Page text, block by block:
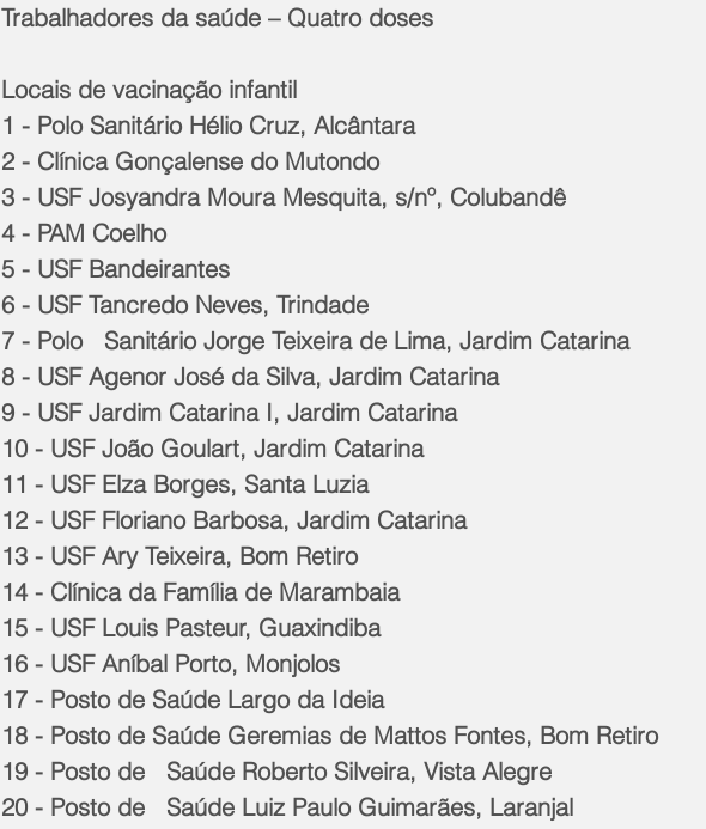
Trabalhadores da saúde – Quatro doses
Locais de vacinação infantil
1 - Polo Sanitário Hélio Cruz, Alcântara
2 - Clínica Gonçalense do Mutondo
3 - USF Josyandra Moura Mesquita, s/nº, Colubandê
4 - PAM Coelho
5 - USF Bandeirantes
6 - USF Tancredo Neves, Trindade
7 - Polo   Sanitário Jorge Teixeira de Lima, Jardim Catarina
8 - USF Agenor José da Silva, Jardim Catarina
9 - USF Jardim Catarina I, Jardim Catarina
10 - USF João Goulart, Jardim Catarina
11 - USF Elza Borges, Santa Luzia
12 - USF Floriano Barbosa, Jardim Catarina
13 - USF Ary Teixeira, Bom Retiro
14 - Clínica da Família de Marambaia
15 - USF Louis Pasteur, Guaxindiba
16 - USF Aníbal Porto, Monjolos
17 - Posto de Saúde Largo da Ideia
18 - Posto de Saúde Geremias de Mattos Fontes, Bom Retiro
19 - Posto de   Saúde Roberto Silveira, Vista Alegre
20 - Posto de   Saúde Luiz Paulo Guimarães, Laranjal